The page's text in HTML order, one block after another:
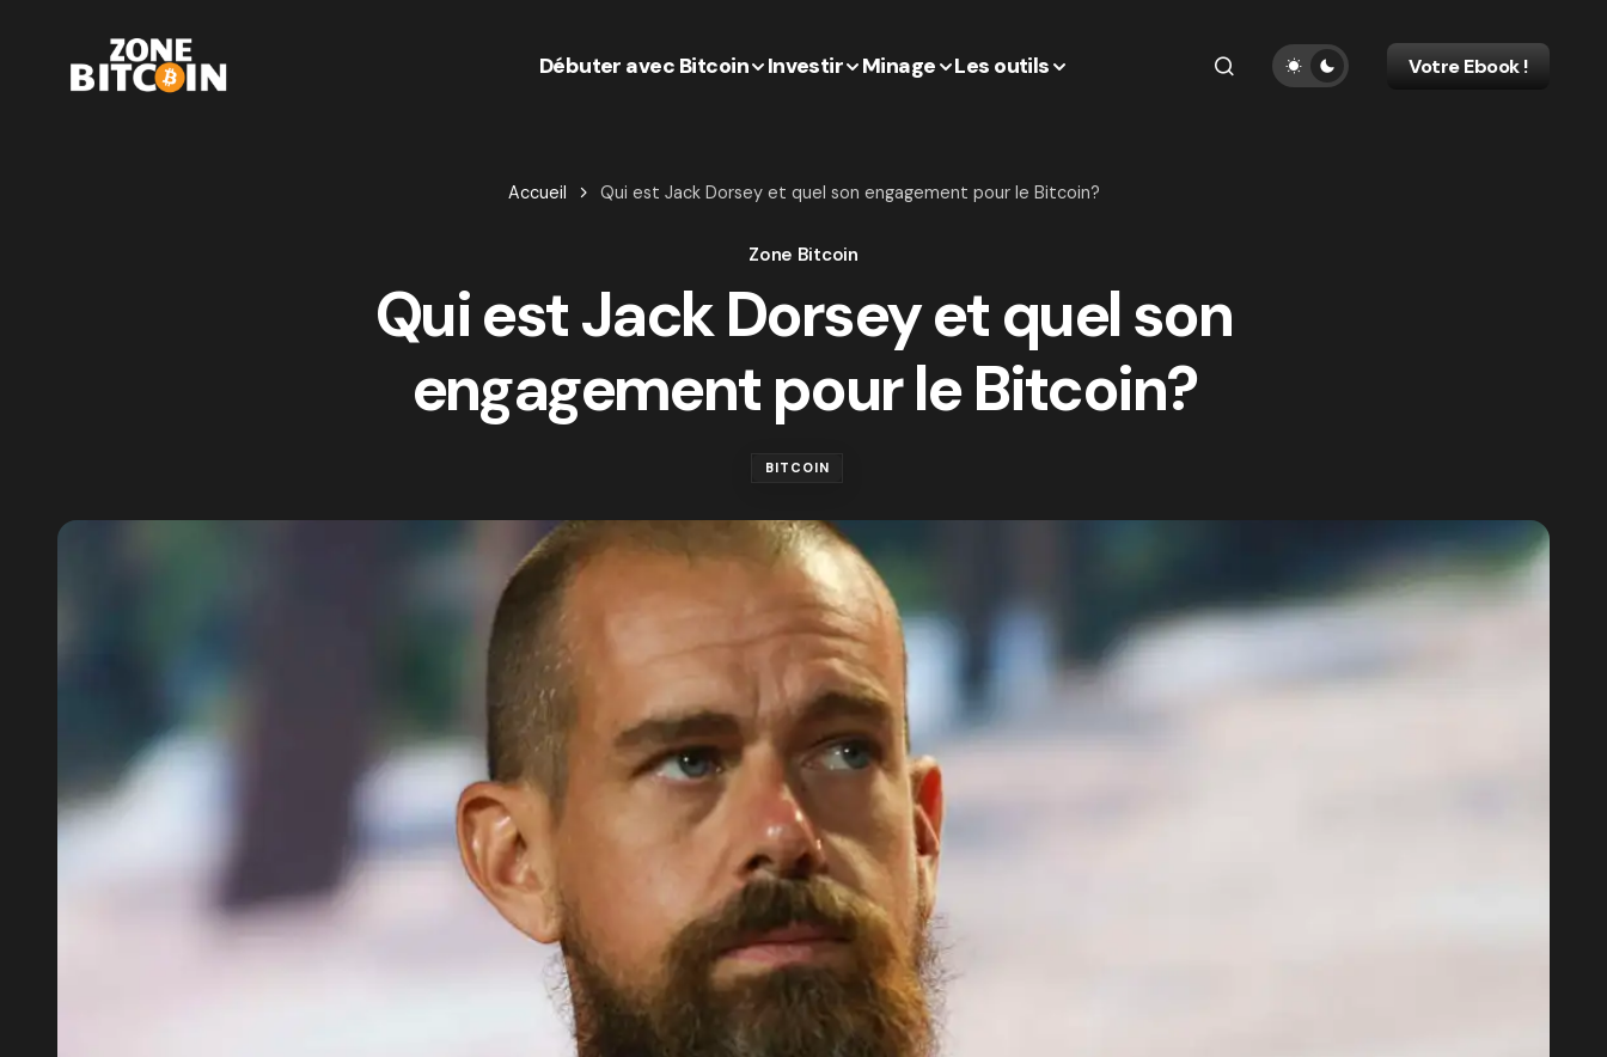
Débuter avec Bitcoin Investir Minage Les outils Votre Ebook !
Accueil Qui est Jack Dorsey et quel son engagement pour le Bitcoin?
Zone Bitcoin
Qui est Jack Dorsey et quel son
engagement pour le Bitcoin?
BITCOIN